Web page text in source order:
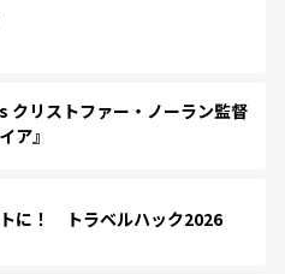
リストファー・ノーラン監督
ア』
に！ トラベルハック2026